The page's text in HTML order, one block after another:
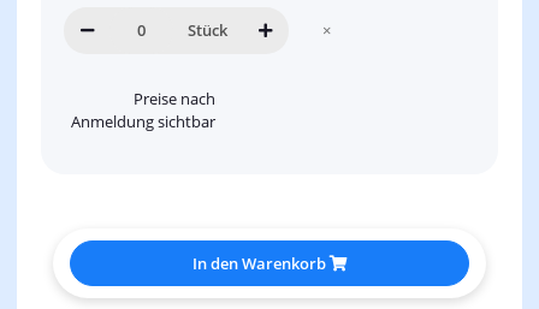
Stück ×
Preise nach
Anmeldung sichtbar
In den Warenkorb